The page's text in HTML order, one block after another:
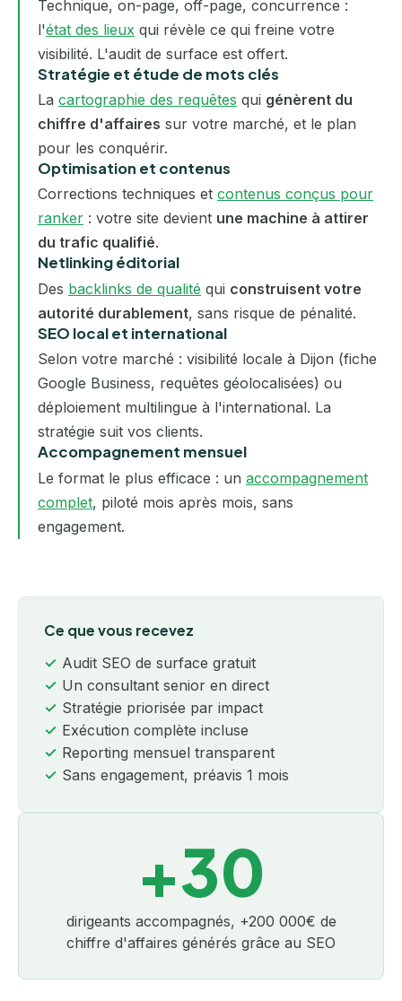
Technique, on-page, off-page, concurrence :
l'état des lieux qui révèle ce qui freine votre
visibilité. L'audit de surface est offert.
Stratégie et étude de mots clés
La cartographie des requêtes qui génèrent du
chiffre d'affaires sur votre marché, et le plan
pour les conquérir.
Optimisation et contenus
Corrections techniques et contenus conçus pour
ranker : votre site devient une machine à attirer
du trafic qualifié.
Netlinking éditorial
Des backlinks de qualité qui construisent votre
autorité durablement, sans risque de pénalité.
SEO local et international
Selon votre marché : visibilité locale à Dijon (fiche
Google Business, requêtes géolocalisées) ou
déploiement multilingue à l'international. La
stratégie suit vos clients.
Accompagnement mensuel
Le format le plus efficace : un accompagnement
complet, piloté mois après mois, sans
engagement.
Ce que vous recevez
Audit SEO de surface gratuit
Un consultant senior en direct
Stratégie priorisée par impact
Exécution complète incluse
Reporting mensuel transparent
Sans engagement, préavis 1 mois
+30
dirigeants accompagnés, +200 000€ de
chiffre d'affaires générés grâce au SEO